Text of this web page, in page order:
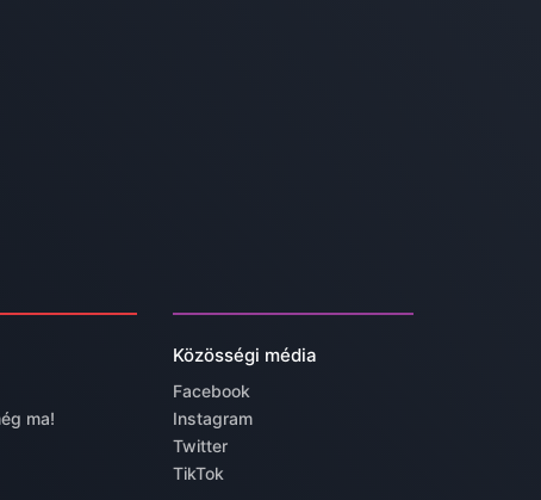
ma!
Közösségi média
Facebook
Instagram
Twitter
TikTok